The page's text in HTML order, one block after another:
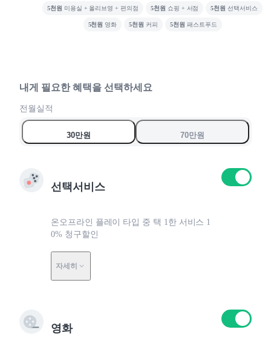
7 4
8
4
8
0
4
8
5천원 미용실 + 올리브영 + 편의점 5천원 쇼핑 + 서점 5천원 선택서비스
5천원 영화 5천원 커피 5천원 패스트푸드
내게 필요한 혜택을 선택하세요
전월실적
30만원 70만원
선택서비스
온오프라인 플레이 타입 중 택 1한 서비스 1
0% 청구할인
자세히
영화